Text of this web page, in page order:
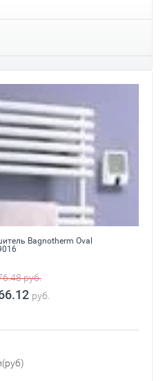
Bagnotherm Oval
руб.
руб.